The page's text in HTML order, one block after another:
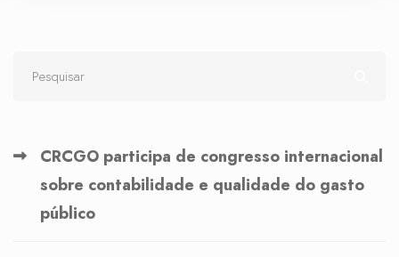
CRCGO participa de congresso internacional
sobre contabilidade e qualidade do gasto
público